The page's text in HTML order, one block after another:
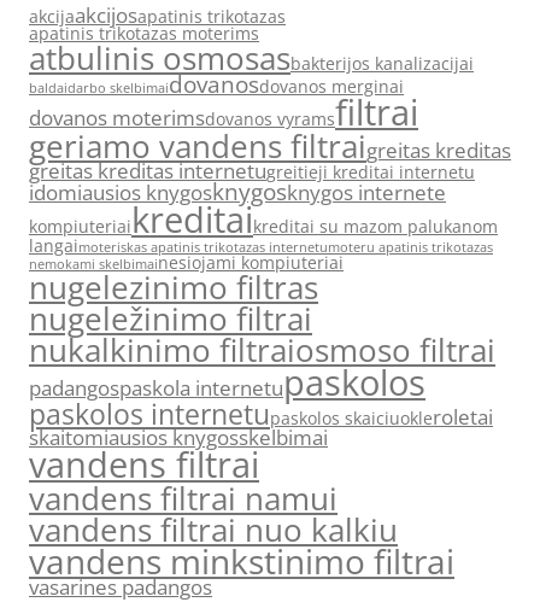
akcijaakcijosapatinis trikotazas
apatinis trikotazas moterims
atbulinis osmosasbakterijos kanalizacijai
baldaidarbo skelbimaidovanosdovanos merginai
dovanos moterimsdovanos vyramsfiltrai
geriamo vandens filtraigreitas kreditas
greitas kreditas internetugreitieji kreditai internetu
idomiausios knygosknygosknygos internete
kompiuteriaikreditaikreditai su mazom palukanom
langaimoteriskas apatinis trikotazas internetumoteru apatinis trikotazas
nemokami skelbimainesiojami kompiuteriai
nugelezinimo filtras
nugeležinimo filtrai
nukalkinimo filtraiosmoso filtrai
padangospaskola internetupaskolos
paskolos internetupaskolos skaiciuokleroletai
skaitomiausios knygosskelbimai
vandens filtrai
vandens filtrai namui
vandens filtrai nuo kalkiu
vandens minkstinimo filtrai
vasarines padangos